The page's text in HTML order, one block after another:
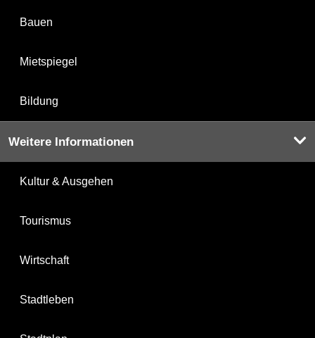
Bauen
Mietspiegel
Bildung
Weitere Informationen
Kultur & Ausgehen
Tourismus
Wirtschaft
Stadtleben